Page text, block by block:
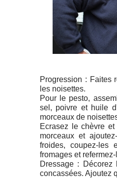
Progression : Faites
les noisettes.
Pour le pesto,
sel, poivre et huile
morceaux de
Ecrasez le chèvre
morceaux et
froides, coupez-les
fromages et
Dressage :
concassées. Ajoutez